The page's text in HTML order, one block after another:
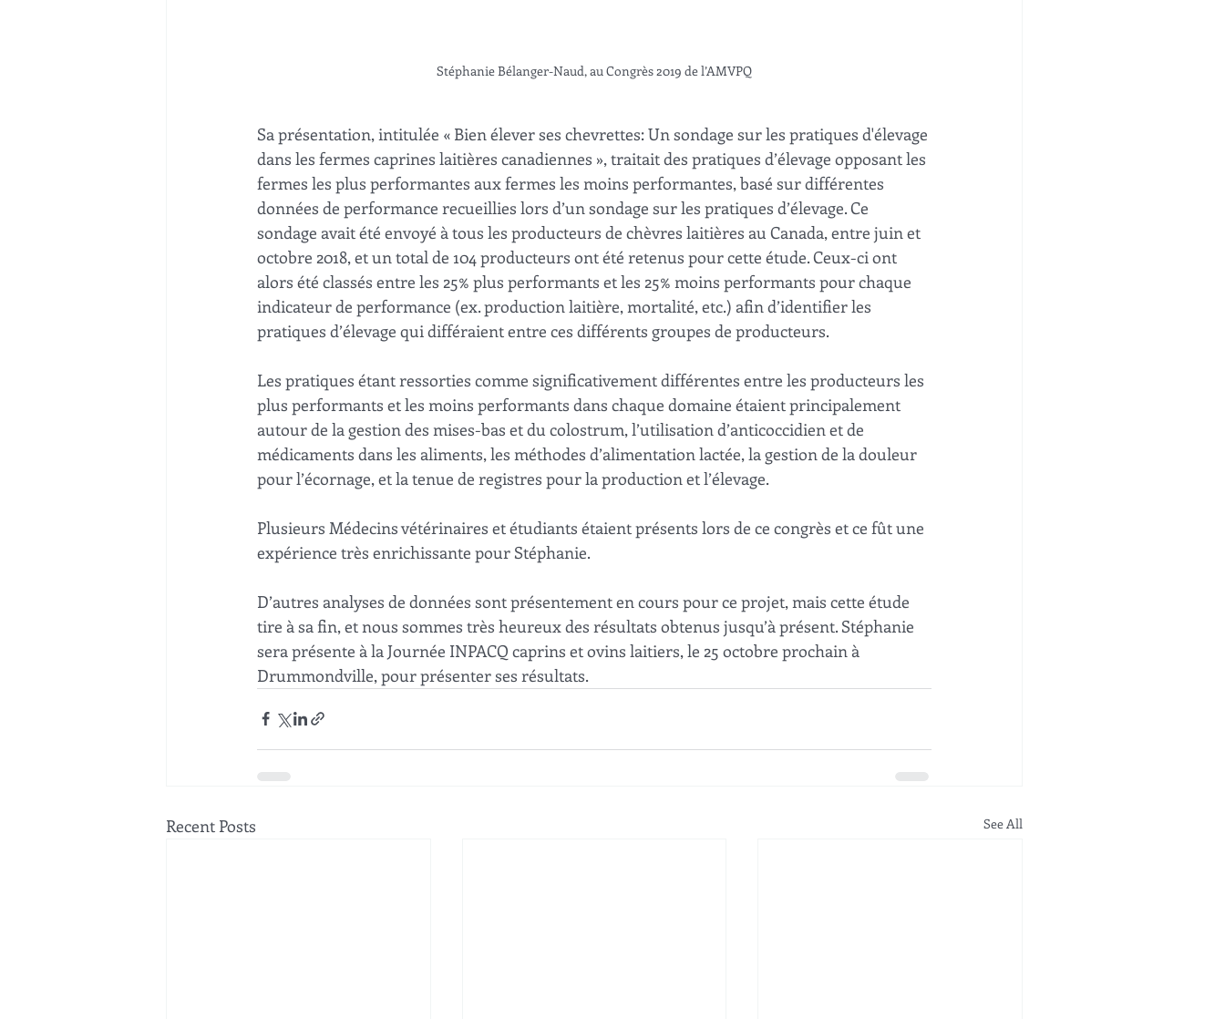
Stéphanie Bélanger-Naud, au Congrès 2019 de l’AMVPQ
Sa présentation, intitulée « Bien élever ses chevrettes: Un sondage sur les pratiques d'élevage
dans les fermes caprines laitières canadiennes », traitait des pratiques d’élevage opposant les
fermes les plus performantes aux fermes les moins performantes, basé sur différentes
données de performance recueillies lors d’un sondage sur les pratiques d’élevage. Ce
sondage avait été envoyé à tous les producteurs de chèvres laitières au Canada, entre juin et
octobre 2018, et un total de 104 producteurs ont été retenus pour cette étude. Ceux-ci ont
alors été classés entre les 25% plus performants et les 25% moins performants pour chaque
indicateur de performance (ex. production laitière, mortalité, etc.) afin d’identifier les
pratiques d’élevage qui différaient entre ces différents groupes de producteurs.
Les pratiques étant ressorties comme significativement différentes entre les producteurs les
plus performants et les moins performants dans chaque domaine étaient principalement
autour de la gestion des mises-bas et du colostrum, l’utilisation d’anticoccidien et de
médicaments dans les aliments, les méthodes d’alimentation lactée, la gestion de la douleur
pour l’écornage, et la tenue de registres pour la production et l’élevage.
Plusieurs Médecins vétérinaires et étudiants étaient présents lors de ce congrès et ce fût une
expérience très enrichissante pour Stéphanie.
D’autres analyses de données sont présentement en cours pour ce projet, mais cette étude
tire à sa fin, et nous sommes très heureux des résultats obtenus jusqu’à présent. Stéphanie
sera présente à la Journée INPACQ caprins et ovins laitiers, le 25 octobre prochain à
Drummondville, pour présenter ses résultats.
Recent Posts See All